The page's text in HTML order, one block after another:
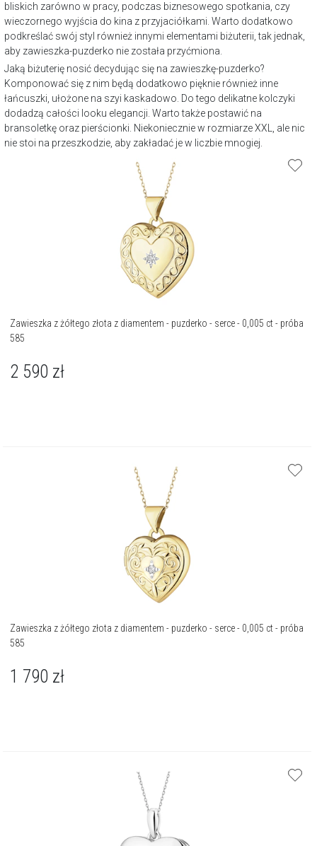
bliskich zarówno w pracy, podczas biznesowego spotkania, czy
wieczornego wyjścia do kina z przyjaciółkami. Warto dodatkowo
podkreślać swój styl również innymi elementami biżuterii, tak jednak,
aby zawieszka-puzderko nie została przyćmiona.
Jaką biżuterię nosić decydując się na zawieszkę-puzderko?
Komponować się z nim będą dodatkowo pięknie również inne
łańcuszki, ułożone na szyi kaskadowo. Do tego delikatne kolczyki
dodadzą całości looku elegancji. Warto także postawić na
bransoletkę oraz pierścionki. Niekoniecznie w rozmiarze XXL, ale nic
nie stoi na przeszkodzie, aby zakładać je w liczbie mnogiej.
Zawieszka z żółtego złota z diamentem - puzderko - serce - 0,005 ct - próba
585
2 590 zł
Zawieszka z żółtego złota z diamentem - puzderko - serce - 0,005 ct - próba
585
1 790 zł